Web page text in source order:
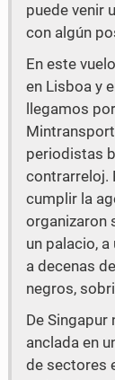
puede venir
con algún
En este
en Lisboa y
llegamos
periodistas
contrarreloj.
cumplir la
organizaron
un palacio,
a decenas
negros,
De
anclada en
de sectores